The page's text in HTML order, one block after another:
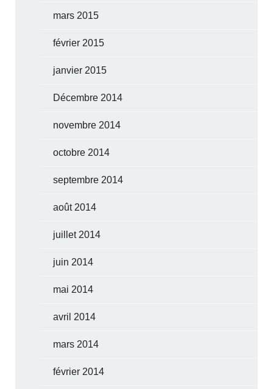
mars 2015
février 2015
janvier 2015
Décembre 2014
novembre 2014
octobre 2014
septembre 2014
août 2014
juillet 2014
juin 2014
mai 2014
avril 2014
mars 2014
février 2014